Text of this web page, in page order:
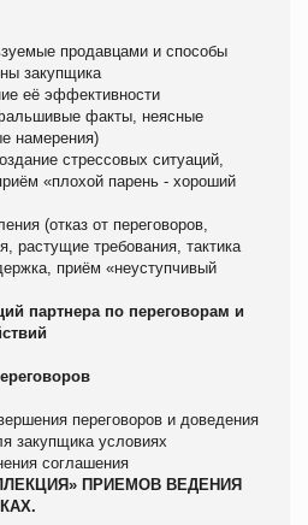
продавцами и способы
закупщика
её эффективности
факты, неясные
намерения)
стрессовых ситуаций,
«плохой парень - хороший
(отказ от переговоров,
растущие требования, тактика
приём «неуступчивый
партнера по переговорам и
переговоров и доведения
закупщика условиях
соглашения
ПРИЕМОВ ВЕДЕНИЯ